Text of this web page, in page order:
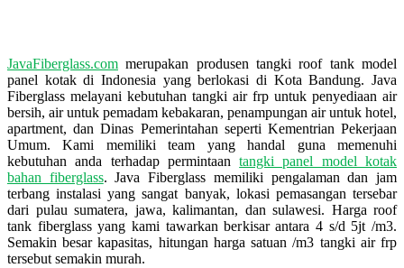
JavaFiberglass.com merupakan produsen tangki roof tank model
panel kotak di Indonesia yang berlokasi di Kota Bandung. Java
Fiberglass melayani kebutuhan tangki air frp untuk penyediaan air
bersih, air untuk pemadam kebakaran, penampungan air untuk hotel,
apartment, dan Dinas Pemerintahan seperti Kementrian Pekerjaan
Umum. Kami memiliki team yang handal guna memenuhi
kebutuhan anda terhadap permintaantangki panel model kotak
bahan fiberglass. Java Fiberglass memiliki pengalaman dan jam
terbang instalasi yang sangat banyak, lokasi pemasangan tersebar
dari pulau sumatera, jawa, kalimantan, dan sulawesi. Harga roof
tank fiberglass yang kami tawarkan berkisar antara 4 s/d 5jt /m3.
Semakin besar kapasitas, hitungan harga satuan /m3 tangki air frp
tersebut semakin murah.